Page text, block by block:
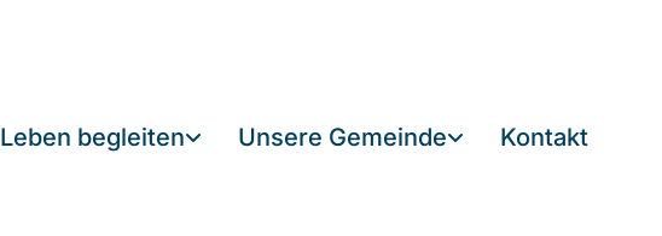
Leben begleiten Unsere Gemeinde Kontakt